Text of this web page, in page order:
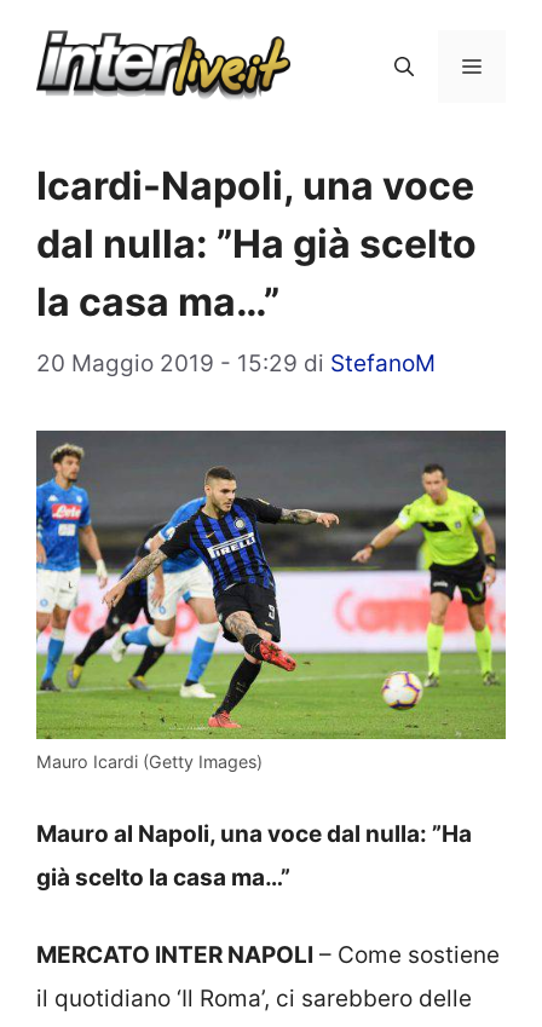
Menu
Icardi-Napoli, una voce
dal nulla: ”Ha già scelto
la casa ma…”
20 Maggio 2019 - 15:29 di StefanoM
Mauro Icardi (Getty Images)
Mauro al Napoli, una voce dal nulla: ”Ha
già scelto la casa ma…”
MERCATO INTER NAPOLI – Come sostiene
il quotidiano ‘Il Roma’, ci sarebbero delle